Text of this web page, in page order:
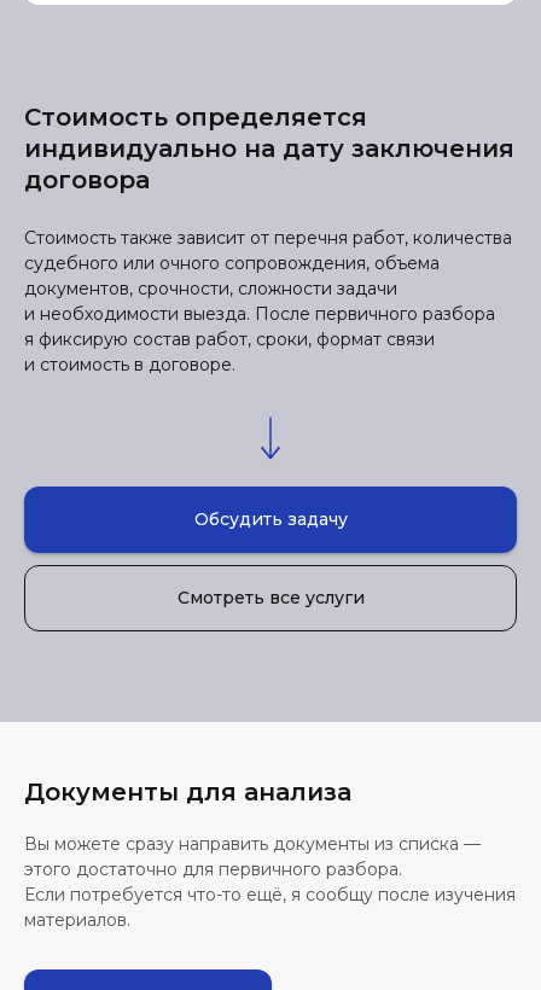
Стоимость определяется
индивидуально на дату заключения
договора
Стоимость также зависит от перечня работ, количества
судебного или очного сопровождения, объема
документов, срочности, сложности задачи
и необходимости выезда. После первичного разбора
я фиксирую состав работ, сроки, формат связи
и стоимость в договоре.
Обсудить задачу
Смотреть все услуги
Документы для анализа
Вы можете сразу направить документы из списка —
этого достаточно для первичного разбора.
Если потребуется что-то ещё, я сообщу после изучения
материалов.